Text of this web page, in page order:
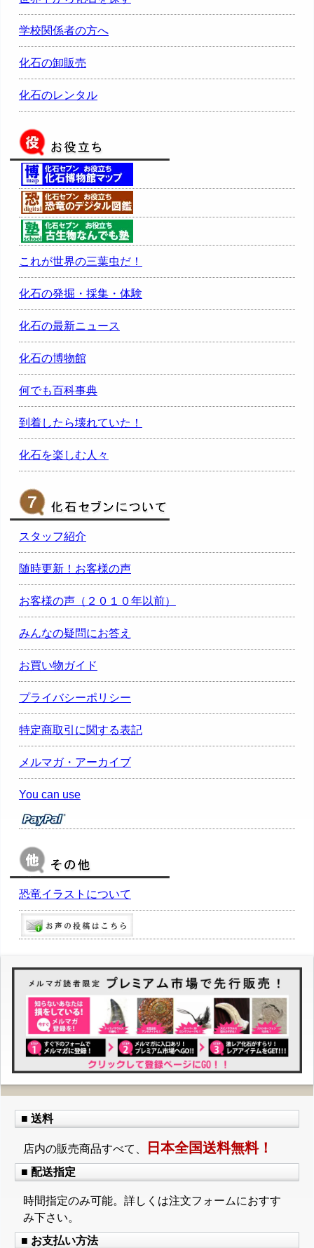
学校関係者の方へ
化石の卸販売
化石のレンタル
これが世界の三葉虫だ！
化石の発掘・採集・体験
化石の最新ニュース
化石の博物館
何でも百科事典
到着したら壊れていた！
化石を楽しむ人々
スタッフ紹介
随時更新！お客様の声
お客様の声（２０１０年以前）
みんなの疑問にお答え
お買い物ガイド
プライバシーポリシー
特定商取引に関する表記
メルマガ・アーカイブ
You can use
恐竜イラストについて
■ 送料
店内の販売商品すべて、 日本全国送料無料！
■ 配送指定
時間指定のみ可能。詳しくは注文フォームにおすす
み下さい。
■ お支払い方法